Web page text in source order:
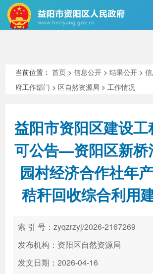
新闻中心
政务服务
当前位置：首页 >信息公开 >结果公开 >
府工作部门 > 区自然资源局 >工作情况
益阳市资阳区建设
可公告—资阳区新桥
园村经济合作社年
秸秆回收综合利用
索 引 号：zyqzrzyj/2026-2167269
发布机构：资阳区自然资源局
发文日期：2026-04-16